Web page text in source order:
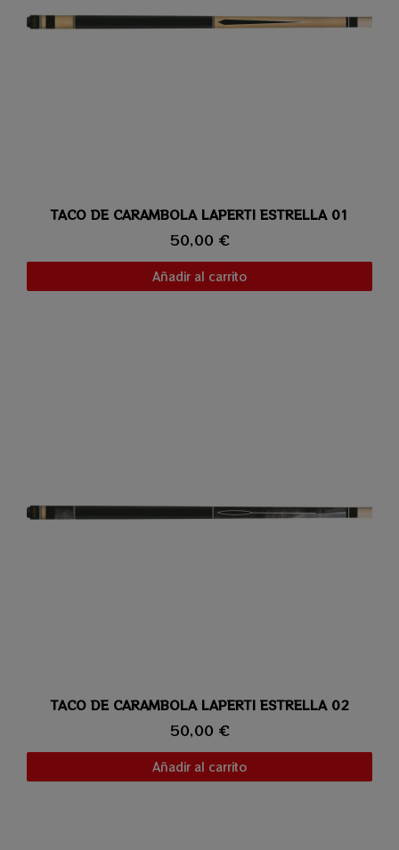
Vista rápida
TACO DE CARAMBOLA LAPERTI ESTRELLA 01
50,00 €
Añadir al carrito
Vista rápida
TACO DE CARAMBOLA LAPERTI ESTRELLA 02
50,00 €
Añadir al carrito